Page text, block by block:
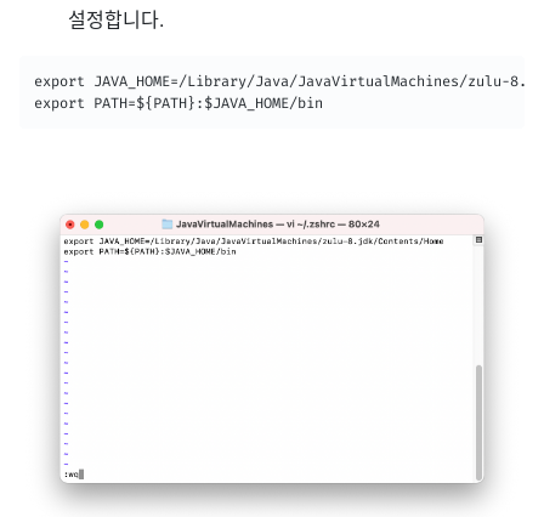
설정합니다.
export JAVA_HOME=/Library/Java/JavaVirtualMachines/zulu-
export PATH=${PATH}:$JAVA_HOME/bin